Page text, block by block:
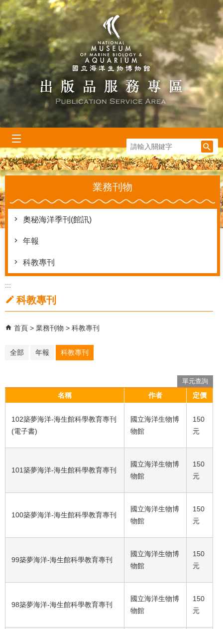
跳到主要內容區塊
:::
業務刊物
奧秘海洋季刊(館訊)
年報
科教專刊
:::
科教專刊
首頁 業務刊物 科教專刊
全部 年報 科教專刊
單元查詢
名稱 作者 定價
102築夢海洋-海生館科學教育專刊
(電子書)
國立海洋生物博
物館
150
元
101築夢海洋-海生館科學教育專刊
國立海洋生物博
物館
150
元
100築夢海洋-海生館科學教育專刊
國立海洋生物博
物館
150
元
99築夢海洋-海生館科學教育專刊
國立海洋生物博
物館
150
元
98築夢海洋-海生館科學教育專刊
國立海洋生物博
物館
150
元